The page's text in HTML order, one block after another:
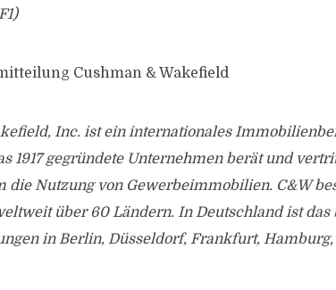
Cushman & Wakefield
Inc. ist ein internationales
1917 gegründete Unternehmen berät und
die Nutzung von Gewerbeimmobilien. C&W
über 60 Ländern. In Deutschland ist
in Berlin, Düsseldorf, Frankfurt,